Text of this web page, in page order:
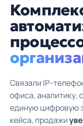
Связали IP-
офиса, аналитику,
единую цифровую
кейса, продажи